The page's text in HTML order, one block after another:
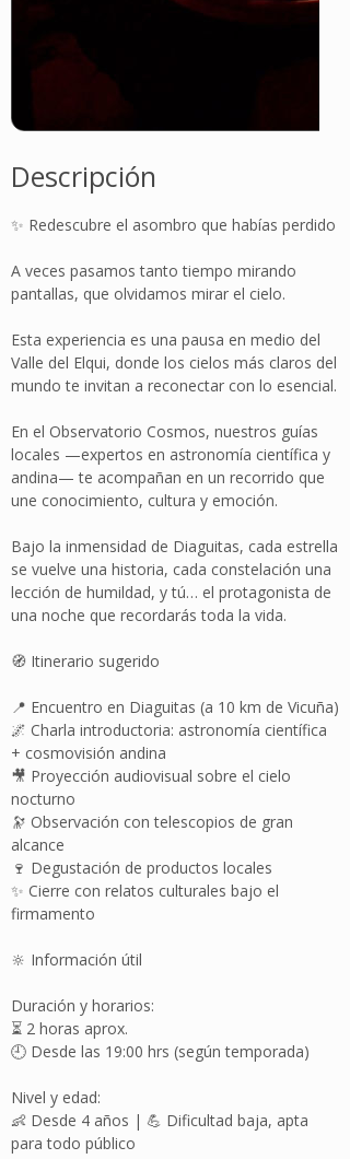
Descripción
✨ Redescubre el asombro que habías perdido
A veces pasamos tanto tiempo mirando
pantallas, que olvidamos mirar el cielo.
Esta experiencia es una pausa en medio del
Valle del Elqui, donde los cielos más claros del
mundo te invitan a reconectar con lo esencial.
En el Observatorio Cosmos, nuestros guías
locales —expertos en astronomía científica y
andina— te acompañan en un recorrido que
une conocimiento, cultura y emoción.
Bajo la inmensidad de Diaguitas, cada estrella
se vuelve una historia, cada constelación una
lección de humildad, y tú… el protagonista de
una noche que recordarás toda la vida.
🧭 Itinerario sugerido
📍 Encuentro en Diaguitas (a 10 km de Vicuña)
🌌 Charla introductoria: astronomía científica
+ cosmovisión andina
🎥 Proyección audiovisual sobre el cielo
nocturno
🔭 Observación con telescopios de gran
alcance
🍷 Degustación de productos locales
✨ Cierre con relatos culturales bajo el
firmamento
🔆 Información útil
Duración y horarios:
⏳ 2 horas aprox.
🕘 Desde las 19:00 hrs (según temporada)
Nivel y edad:
👶 Desde 4 años | 💪 Dificultad baja, apta
para todo público